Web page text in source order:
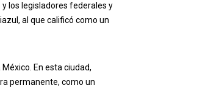
y los legisladores federales y
al que calificó como un
En esta ciudad,
permanente, como un